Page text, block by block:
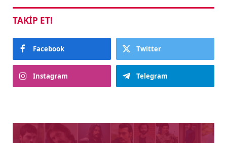
TAKIP ET!
Facebook Twitter
Instagram Telegram